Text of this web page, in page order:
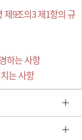
제9조의3 제1항의 규
하는 사항
는 사항